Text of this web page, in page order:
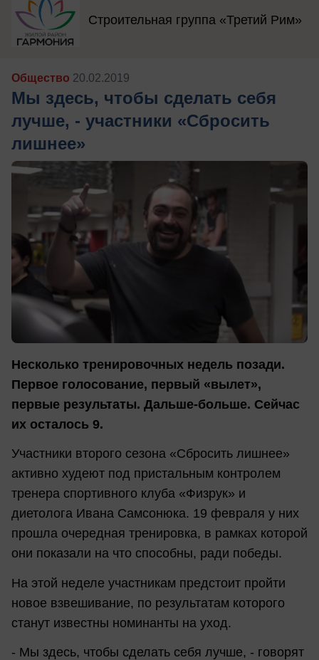
Строительная группа «Третий Рим»
Общество 20.02.2019
Мы здесь, чтобы сделать себя
лучше, - участники «Сбросить
лишнее»
Несколько тренировочных недель позади.
Первое голосование, первый «вылет»,
первые результаты. Дальше-больше. Сейчас
их осталось 9.
Участники второго сезона «Сбросить лишнее»
активно худеют под пристальным контролем
тренера спортивного клуба «Физрук» и
диетолога Ивана Самсонюка. 19 февраля у них
прошла очередная тренировка, в рамках которой
они показали на что способны, ради победы.
На этой неделе участникам предстоит пройти
новое взвешивание, по результатам которого
станут известны номинанты на уход.
- Мы здесь, чтобы сделать себя лучше, - говорят